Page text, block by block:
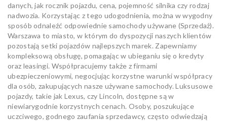
danych, jak rocznik pojazdu, cena, pojemność silnika czy rodzaj
nadwozia. Korzystając z tego udogodnienia, można w wygodny
sposób odnaleźć odpowiednie samochody używane (Sprzedaż).
Warszawa to miasto, w którym do dyspozycji naszych klientów
pozostają setki pojazdów najlepszych marek. Zapewniamy
kompleksową obsługę, pomagając w ubieganiu się o kredyty
oraz leasingi. Współpracujemy także z firmami
ubezpieczeniowymi, negocjując korzystne warunki współpracy
dla osób, zakupujących nasze używane samochody. Luksusowe
pojazdy, takie jak Lexus, czy Lincoln, dostępne są w
niewiarygodnie korzystnych cenach. Osoby, poszukujące
uczciwego, godnego zaufania sprzedawcy, często odwiedzają